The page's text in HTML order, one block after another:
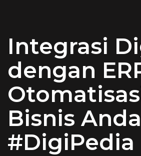
Integrasi
dengan
Bisnis Anda
#DigiPedia